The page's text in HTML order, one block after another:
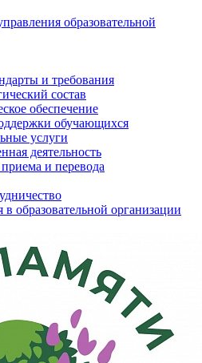
образовательной
и требования
состав
обеспечение
обучающихся
услуги
деятельность
и перевода
образовательной организации